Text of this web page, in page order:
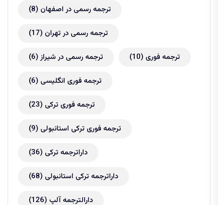
ترجمه رسمی در اصفهان (8)
ترجمه رسمی در تهران (17)
ترجمه رسمی در شیراز(6) ترجمه فوری (10)
ترجمه فوری انگلیسی (6)
ترجمه فوری ترکی (23)
ترجمه فوری ترکی استانبولی (9)
داراترجمه ترکی (36)
داراترجمه ترکی استانبولی (68)
دارالترجمه آلپ (126)